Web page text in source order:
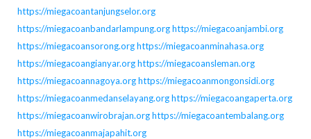
https://miegacoantanjungselor.org
https://miegacoanbandarlampung.orghttps://miegacoanjambi.org
https://miegacoansorong.orghttps://miegacoanminahasa.org
https://miegacoangianyar.orghttps://miegacoansleman.org
https://miegacoannagoya.orghttps://miegacoanmongonsidi.org
https://miegacoanmedanselayang.orghttps://miegacoangaperta.org
https://miegacoanwirobrajan.orghttps://miegacoantembalang.org
https://miegacoanmajapahit.org